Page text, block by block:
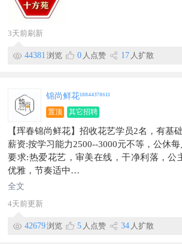
工作时间：10点~22点
信息有效期到8月15日
此条信息在【珲春圈】独家发布，不得转载
3天前刷新
44381 浏览 0 人点赞 17 人扩散
锦尚鲜花¹⁸⁸⁴⁴³⁷⁸⁶¹¹
置顶 其它招聘
【珲春锦尚鲜花】招收花艺学员2名，有基
薪资:按学习能力2500--3000元不等，公休每
要求:热爱花艺，审美在线，干净利落，公
优雅，节奏适中
时间:夏季早7:30--17:30
地址:希尔顿酒店东200米锦尚鲜花
电话:188****8611
全文
4天前更新
42679浏览 5 人点赞 34 人扩散